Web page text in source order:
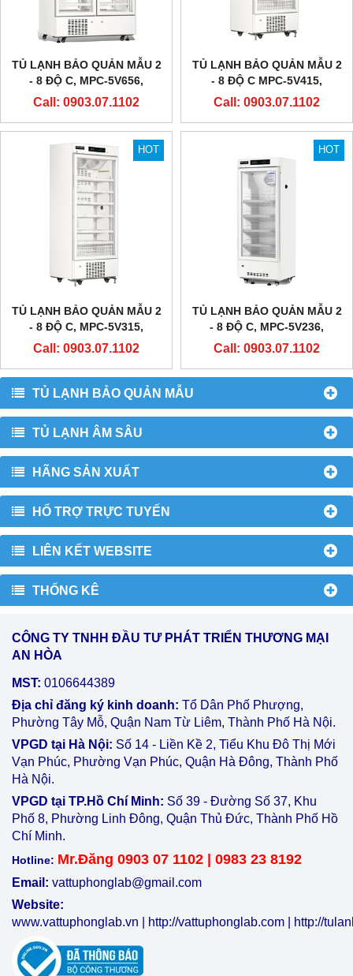
TỦ LẠNH BẢO QUẢN MẪU
TỦ LẠNH ÂM SÂU
HÃNG SẢN XUẤT
HỔ TRỢ TRỰC TUYẾN
LIÊN KẾT WEBSITE
THỐNG KÊ
TỦ LẠNH BẢO QUẢN MẪU 2
- 8 ĐỘ C, MPC-5V656,
METHER BIOMEDICAL
Call: 0903.07.1102
TỦ LẠNH BẢO QUẢN MẪU 2
- 8 ĐỘ C MPC-5V415,
METHER BIOMEDICAL
Call: 0903.07.1102
HOT
TỦ LẠNH BẢO QUẢN MẪU 2
- 8 ĐỘ C, MPC-5V315,
METHER BIOMEDICAL
Call: 0903.07.1102
HOT
TỦ LẠNH BẢO QUẢN MẪU 2
- 8 ĐỘ C, MPC-5V236,
METHER BIOMEDICAL
Call: 0903.07.1102
CÔNG TY TNHH ĐẦU TƯ PHÁT TRIỂN THƯƠNG MẠI
AN HÒA
MST: 0106644389
Địa chỉ đăng ký kinh doanh: Tổ Dân Phố Phượng,
Phường Tây Mỗ, Quận Nam Từ Liêm, Thành Phố Hà Nội.
VPGD tại Hà Nội: Số 14 - Liền Kề 2, Tiểu Khu Đô Thị Mới
Vạn Phúc, Phường Vạn Phúc, Quận Hà Đông, Thành Phố
Hà Nội.
VPGD tại TP.Hồ Chí Minh: Số 39 - Đường Số 37, Khu
Phố 8, Phường Linh Đông, Quận Thủ Đức, Thành Phố Hồ
Chí Minh.
Hotline: Mr.Đăng 0903 07 1102 | 0983 23 8192
Email: vattuphonglab@gmail.com
Website:
www.vattuphonglab.vn
http://vattuphonglab.com http://